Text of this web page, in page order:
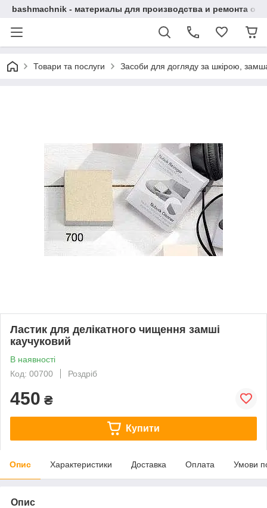
bashmachnik - материалы для производства и ремонта
Товари та послуги Засоби для догляду за шкірою,
Ластик для делікатного чищення замші
каучуковий
В наявності
Код: 00700
Роздріб
450 ₴
Купити
Опис Характеристики Доставка Оплата Умови
Опис